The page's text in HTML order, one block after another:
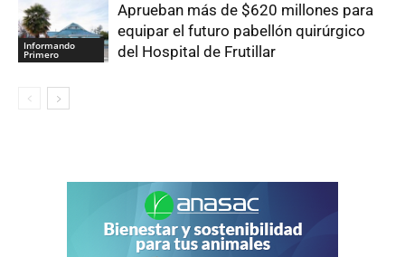
Informando
Primero
Aprueban más de $620 millones para
equipar el futuro pabellón quirúrgico
del Hospital de Frutillar